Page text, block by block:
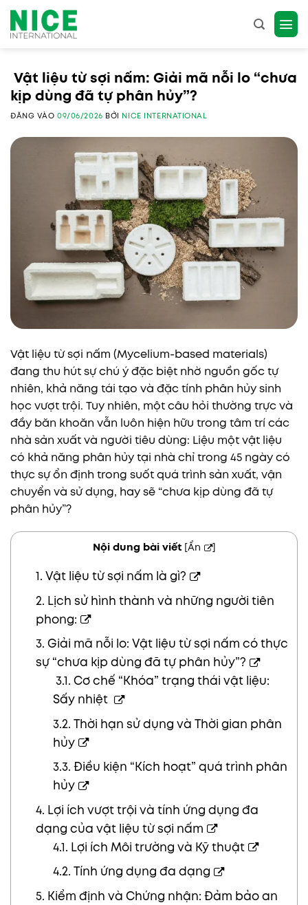
Bỏ
qua
nội
Vật liệu từ sợi nấm: Giải mã nỗi lo “chưa
kịp dùng đã tự phân hủy”?
ĐĂNG VÀO09/06/2026 BỞI NICE INTERNATIONAL
Vật liệu từ sợi nấm (Mycelium-based materials)
đang thu hút sự chú ý đặc biệt nhờ nguồn gốc tự
nhiên, khả năng tái tạo và đặc tính phân hủy sinh
học vượt trội. Tuy nhiên, một câu hỏi thường trực và
đầy băn khoăn vẫn luôn hiện hữu trong tâm trí các
nhà sản xuất và người tiêu dùng: Liệu một vật liệu
có khả năng phân hủy tại nhà chỉ trong 45 ngày có
thực sự ổn định trong suốt quá trình sản xuất, vận
chuyển và sử dụng, hay sẽ “chưa kịp dùng đã tự
phân hủy”?
Nội dung bài viết [Ẩn ]
1. Vật liệu từ sợi nấm là gì?
2. Lịch sử hình thành và những người tiên
phong:
3. Giải mã nỗi lo: Vật liệu từ sợi nấm có thực
sự “chưa kịp dùng đã tự phân hủy”?
3.1. Cơ chế “Khóa” trạng thái vật liệu:
Sấy nhiệt
3.2. Thời hạn sử dụng và Thời gian phân
hủy
3.3. Điều kiện “Kích hoạt” quá trình phân
hủy
4. Lợi ích vượt trội và tính ứng dụng đa
dạng của vật liệu từ sợi nấm
4.1. Lợi ích Môi trường và Kỹ thuật
4.2. Tính ứng dụng đa dạng
5. Kiểm định và Chứng nhận: Đảm bảo an